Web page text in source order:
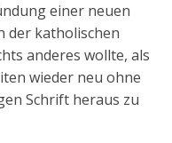
einer neuen
der katholischen
anderes wollte, als
wieder neu ohne
Schrift heraus zu